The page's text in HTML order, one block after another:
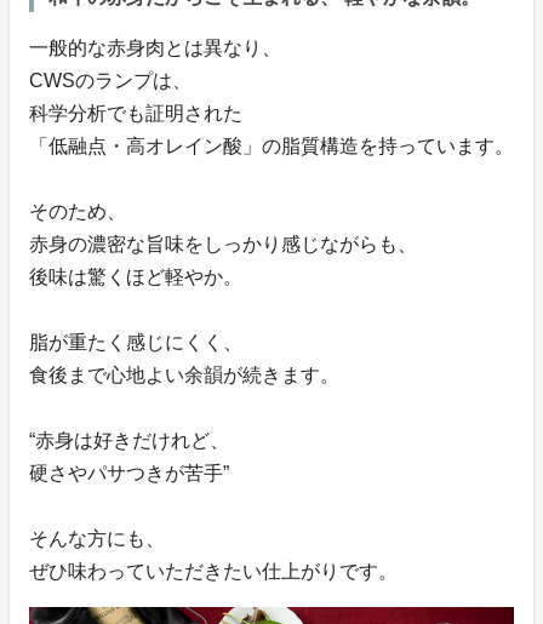
一般的な赤身肉とは異なり、
CWSのランプは、
科学分析でも証明された
「低融点・高オレイン酸」の脂質構造を持っています。
そのため、
赤身の濃密な旨味をしっかり感じながらも、
後味は驚くほど軽やか。
脂が重たく感じにくく、
食後まで心地よい余韻が続きます。
“赤身は好きだけれど、
硬さやパサつきが苦手”
そんな方にも、
ぜひ味わっていただきたい仕上がりです。